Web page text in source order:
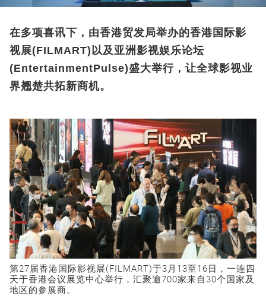
在多项喜讯下，由香港贸发局举办的香港国际影
视展(FILMART)以及亚洲影视娱乐论坛
(EntertainmentPulse)盛大举行，让全球影视业
界翘楚共拓新商机。
第27届香港国际影视展(FILMART)于3月13至16日，一连四
天于香港会议展览中心举行，汇聚逾700家来自30个国家及
地区的参展商。